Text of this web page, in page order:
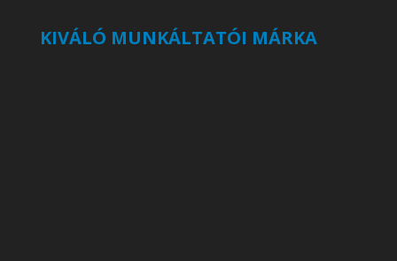
KIVÁLÓ MUNKÁLTATÓI MÁRKA